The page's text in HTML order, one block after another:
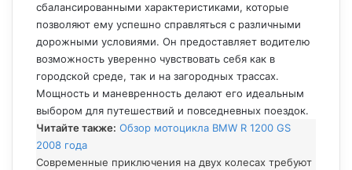
сбалансированными характеристиками, которые
позволяют ему успешно справляться с различными
дорожными условиями. Он предоставляет водителю
возможность уверенно чувствовать себя как в
городской среде, так и на загородных трассах.
Мощность и маневренность делают его идеальным
выбором для путешествий и повседневных поездок.
Читайте также: Обзор мотоцикла BMW R 1200 GS
2008 года
Современные приключения на двух колесах требуют